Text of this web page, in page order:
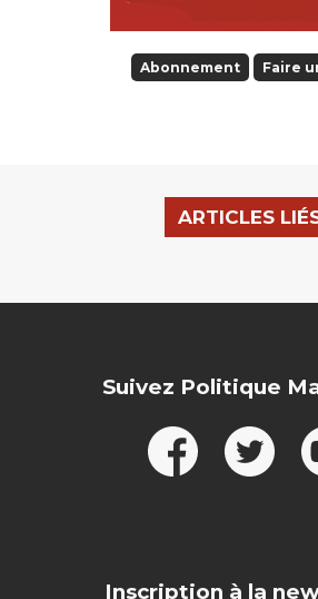
Abonnement Faire
ARTICLES
Suivez Politique
Inscription à la